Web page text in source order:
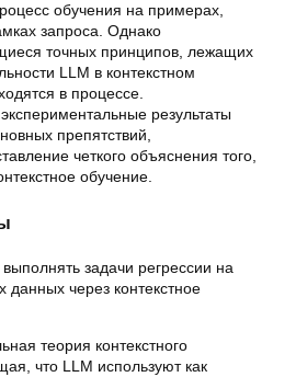
обучения на примерах,
запроса. Однако
точных принципов, лежащих
LLM в контекстном
в процессе.
результаты
препятствий,
четкого объяснения того,
обучение.
задачи регрессии на
данных через контекстное
теория контекстного
что LLM используют как